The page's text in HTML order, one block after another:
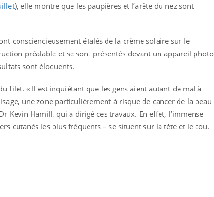
), elle montre que les paupières et l’arête du nez sont
consciencieusement étalés de la crème solaire sur le
préalable et se sont présentés devant un appareil photo
sont éloquents.
filet. « Il est inquiétant que les gens aient autant de mal à
une zone particulièrement à risque de cancer de la peau
Kevin Hamill, qui a dirigé ces travaux. En effet, l’immense
cutanés les plus fréquents – se situent sur la tête et le cou.
Grossesse et chaleur : ce
dit la science
smartphone nuit-il à
de la
?